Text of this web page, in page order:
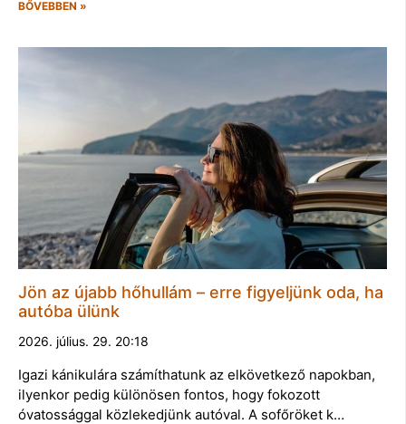
BŐVEBBEN »
Jön az újabb hőhullám – erre figyeljünk oda, ha
autóba ülünk
2026. július. 29. 20:18
Igazi kánikulára számíthatunk az elkövetkező napokban,
ilyenkor pedig különösen fontos, hogy fokozott
óvatossággal közlekedjünk autóval. A sofőröket k…